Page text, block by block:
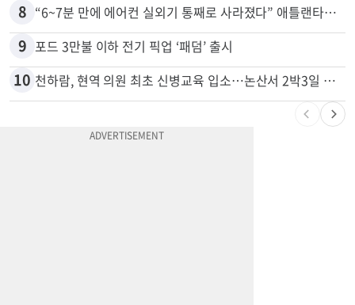
8 “6~7분 만에 에어컨 실외기 통째로 사라졌다” 애틀랜타서 실외기 도난 급증
9 포드 3만불 이하 전기 픽업 ‘패덤’ 출시
10 천하람, 현역 의원 최초 신병교육 입소…논산서 2박3일 생활